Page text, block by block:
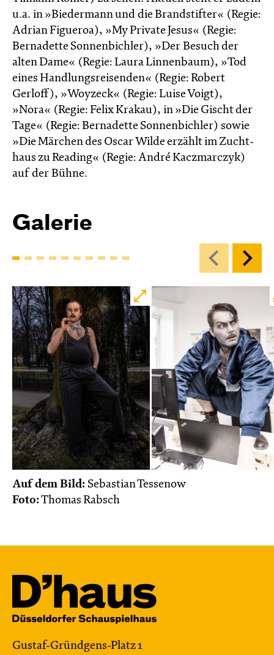
u.a. in »Biedermann und die Brandstifter« (Regie:
Adrian Figueroa), »My Private Jesus« (Regie:
Bernadette Sonnenbichler), »Der Besuch der
alten Dame« (Regie: Laura Linnenbaum), »Tod
eines Handlungsreisenden« (Regie: Robert
Gerloff), »Woyzeck« (Regie: Luise Voigt),
»Nora« (Regie: Felix Krakau), in »Die Gischt der
Tage« (Regie: Bernadette Sonnenbichler) sowie
»Die Märchen des Oscar Wilde erzählt im Zucht­
haus zu Reading« (Regie: André Kacz­marc­zyk)
auf der Bühne.
Galerie
Auf dem Bild: Sebastian Tessenow
Foto:Thomas Rabsch
Gustaf-Gründgens-Platz 1